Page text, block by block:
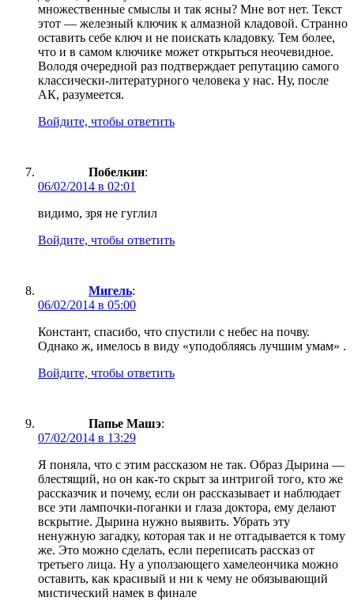
множественные смыслы и так ясны? Мне вот нет. Текст
этот — железный ключик к алмазной кладовой. Странно
оставить себе ключ и не поискать кладовку. Тем более,
что и в самом ключике может открыться неочевидное.
Володя очередной раз подтверждает репутацию самого
классически-литературного человека у нас. Ну, после
АК, разумеется.
Войдите, чтобы ответить
Побелкин:
06/02/2014 в 02:01
видимо, зря не гуглил
Войдите, чтобы ответить
Мигель:
06/02/2014 в 05:00
Констант, спасибо, что спустили с небес на почву.
Однако ж, имелось в виду «уподобляясь лучшим умам» .
Войдите, чтобы ответить
Папье Машэ:
07/02/2014 в 13:29
Я поняла, что с этим рассказом не так. Образ Дырина —
блестящий, но он как-то скрыт за интригой того, кто же
рассказчик и почему, если он рассказывает и наблюдает
все эти лампочки-поганки и глаза доктора, ему делают
вскрытие. Дырина нужно выявить. Убрать эту
ненужную загадку, которая так и не отгадывается к тому
же. Это можно сделать, если переписать рассказ от
третьего лица. Ну а уползающего хамелеончика можно
оставить, как красивый и ни к чему не обязывающий
мистический намек в финале